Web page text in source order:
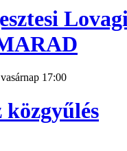
17:00
közgyűlés